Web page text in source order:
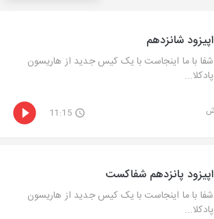
اپیزود شانزدهم
شفا با ما اینجاست با یک کیس جدید از هاریسون
پادکلا...
11:15
اپیزود پانزدهم شفاکست
شفا با ما اینجاست با یک کیس جدید از هاریسون
پادکلا...